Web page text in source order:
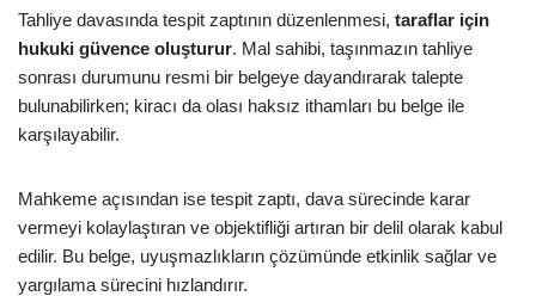
Tahliye davasında tespit zaptının düzenlenmesi, taraflar için
hukuki güvence oluşturur. Mal sahibi, taşınmazın tahliye
sonrası durumunu resmi bir belgeye dayandırarak talepte
bulunabilirken; kiracı da olası haksız ithamları bu belge ile
karşılayabilir.
Mahkeme açısından ise tespit zaptı, dava sürecinde karar
vermeyi kolaylaştıran ve objektifliği artıran bir delil olarak kabul
edilir. Bu belge, uyuşmazlıkların çözümünde etkinlik sağlar ve
yargılama sürecini hızlandırır.